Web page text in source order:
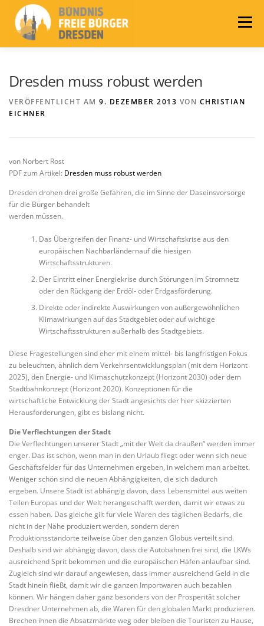
Inhalt
springen
Menü
PRESSE
Dresden muss robust werden
VERÖFFENTLICHT AM 9. DEZEMBER 2013 VON CHRISTIAN
EICHNER
von Norbert Rost
PDF zum Artikel: Dresden muss robust werden
Dresden drohen drei große Gefahren, die im Sinne der Daseinsvorsorge
für die Bürger behandelt
werden müssen.
Das Übergreifen der Finanz- und Wirtschaftskrise aus den
europäischen Nachbarländernauf die hiesigen
Wirtschaftsstrukturen.
Der Eintritt einer Energiekrise durch Störungen im Stromnetz
oder den Rückgang der Erdöl- oder Erdgasförderung.
Direkte oder indirekte Auswirkungen von außergewöhnlichen
Klimawirkungen auf das Stadtgebiet oder auf wichtige
Wirtschaftsstrukturen außerhalb des Stadtgebiets.
Diese Fragestellungen sind eher mit einem mittel- bis langfristigen Fokus
zu beleuchten, ähnlich dem Verkehrsentwicklungsplan (mit dem Horizont
2025), den Energie- und Klimaschutzkonzept (Horizont 2030) oder dem
Stadtbahnkonzept (Horizont 2020). Konzeptionen für die
wirtschaftliche Entwicklung der Stadt angesichts der hier skizzierten
Herausforderungen, gibt es bislang nicht.
Die Verflechtungen der Stadt
Die Verflechtungen unserer Stadt „mit der Welt da draußen“ werden immer
enger. Das ist schön, wenn man in den Urlaub fliegt oder wenn sich neue
Geschäftsfelder für das Unternehmen ergeben, in welchem man arbeitet.
Weniger schön sind die neuen Abhängigkeiten, die sich dadurch
ergeben. Unsere Stadt ist abhängig davon, dass Lebensmittel aus weiten
Teilen Europas und der Welt herangeschafft werden, damit wir etwas zu
essen haben. Das gleiche gilt für viele Waren des täglichen Bedarfs, die
nicht in der Nähe produziert werden, sondern deren
Produktionsstandorte teilweise über den ganzen Globus verteilt sind.
Deshalb sind wir abhängig davon, dass die Autobahnen frei sind, die LKWs
ausreichend Sprit bekommen und die europäischen Häfen anlaufbar sind.
Zugleich sind wir darauf angewiesen, dass immer ausreichend Geld in die
Stadt hinein fließt, damit wir die ganzen Importwaren auch bezahlen
können. Wir hängen daher ganz besonders von der Prosperität solcher
Dresdner Unternehmen ab, die Waren für den globalen Markt produzieren.
Brechen ihnen die Absatzmärkte weg oder bleiben die Touristen zu Hause,